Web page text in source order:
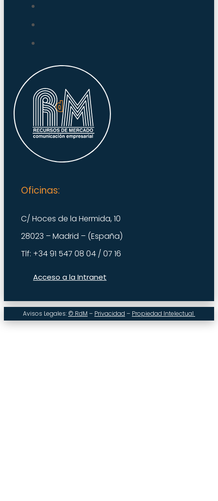
Oficinas:
C/ Hoces de la Hermida, 10
28023 – Madrid – (España)
Tlf: +34 91 547 08 04 / 07 16
Acceso a la Intranet
Avisos Legales: © RdM – Privacidad – Propiedad Intelectual